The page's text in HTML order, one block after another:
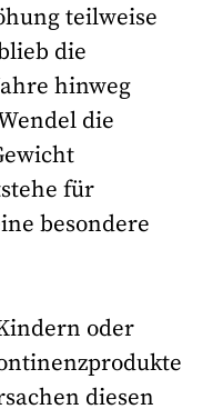
teilweise
die
hinweg
die
für
besondere
oder
diesen